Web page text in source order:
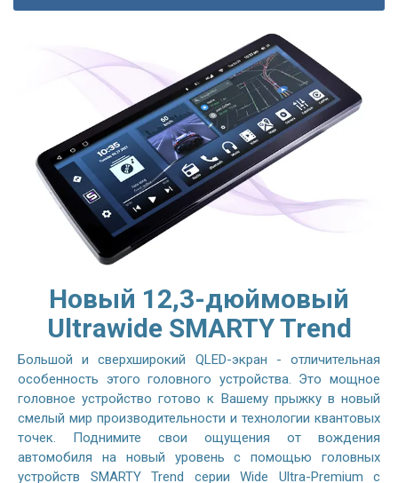
Новый 12,3-дюймовый
Ultrawide SMARTY Trend
Большой и сверхширокий QLED-экран - отличительная
особенность этого головного устройства. Это мощное
головное устройство готово к Вашему прыжку в новый
смелый мир производительности и технологии квантовых
точек. Поднимите свои ощущения от вождения
автомобиля на новый уровень с помощью головных
устройств SMARTY Trend серии Wide Ultra-Premium с